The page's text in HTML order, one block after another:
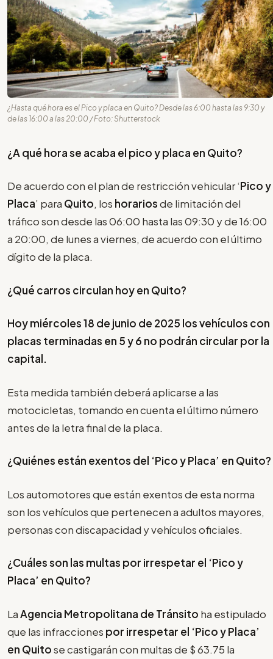
¿Hasta qué hora es el Pico y placa en Quito? Desde las 6:00 hasta las 9:30 y
de las 16:00 a las 20:00 / Foto: Shutterstock
¿A qué hora se acaba el pico y placa en Quito?
De acuerdo con el plan de restricción vehicular ‘Pico y
Placa’ para Quito, los horariosde limitación del
tráfico son desde las 06:00 hasta las 09:30 y de 16:00
a 20:00, de lunes a viernes, de acuerdo con el último
dígito de la placa.
¿Qué carros circulan hoy en Quito?
Hoy miércoles 18 de junio de 2025 los vehículos con
placas terminadas en 5 y 6 no podrán circular por la
capital.
Esta medida también deberá aplicarse a las
motocicletas, tomando en cuenta el último número
antes de la letra final de la placa.
¿Quiénes están exentos del ‘Pico y Placa’ en Quito?
Los automotores que están exentos de esta norma
son los vehículos que pertenecen a adultos mayores,
personas con discapacidad y vehículos oficiales.
¿Cuáles son las multas por irrespetar el ‘Pico y
Placa’ en Quito?
LaAgencia Metropolitana de Tránsito ha estipulado
que las infracciones por irrespetar el ‘Pico y Placa’
en Quitose castigarán con multas de $ 63.75 la